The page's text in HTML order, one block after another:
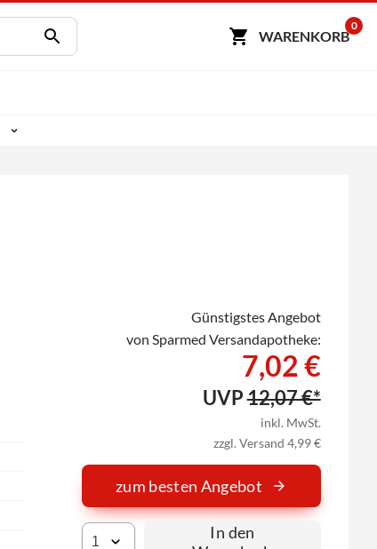
WARENKORB
0
Günstigstes Angebot
von Sparmed Versandapotheke:
7,02 €
UVP12,07 €*
inkl. MwSt.
zzgl. Versand 4,99 €
zum besten Angebot
In den